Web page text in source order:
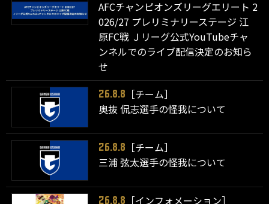
AFCチャンピオンズリーグエリート 2
026/27 プレリミナリーステージ 江
原FC戦 Ｊリーグ公式YouTubeチャ
ンネルでのライブ配信決定のお知ら
せ
26.8.8
［チーム］
奥抜 侃志選手の怪我について
26.8.8
［チーム］
三浦 弦太選手の怪我について
26.8.8 ［インフォメーション］